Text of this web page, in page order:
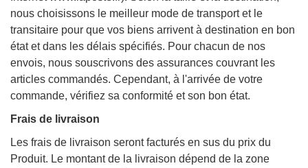
nous choisissons le meilleur mode de transport et le
transitaire pour que vos biens arrivent à destination en bon
état et dans les délais spécifiés. Pour chacun de nos
envois, nous souscrivons des assurances couvrant les
articles commandés. Cependant, à l'arrivée de votre
commande, vérifiez sa conformité et son bon état.
Frais de livraison
Les frais de livraison seront facturés en sus du prix du
Produit. Le montant de la livraison dépend de la zone